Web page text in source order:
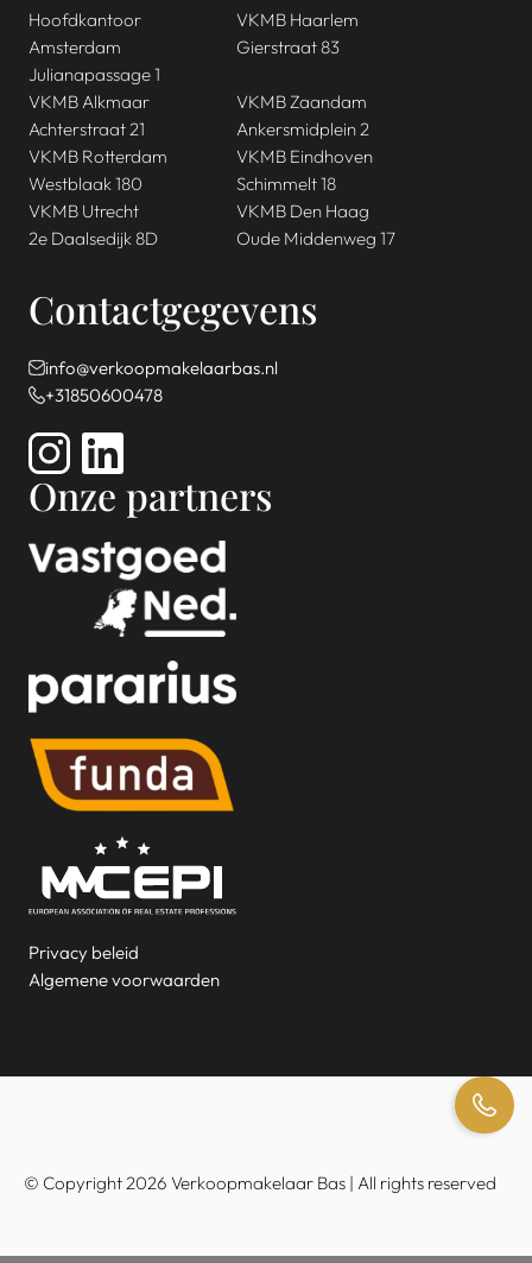
Hoofdkantoor
Amsterdam
Julianapassage 1
VKMB Haarlem
Gierstraat 83
VKMB Alkmaar
Achterstraat 21
VKMB Zaandam
Ankersmidplein 2
VKMB Rotterdam
Westblaak 180
VKMB Eindhoven
Schimmelt 18
VKMB Utrecht
2e Daalsedijk 8D
VKMB Den Haag
Oude Middenweg 17
Contactgegevens
info@verkoopmakelaarbas.nl
+31850600478
Onze partners
Privacy beleid
Algemene voorwaarden
© Copyright 2026 Verkoopmakelaar Bas | All rights reserved